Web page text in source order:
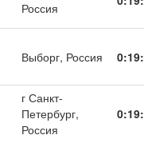
Россия
Выборг, Россия
г Санкт-
Петербург,
Россия